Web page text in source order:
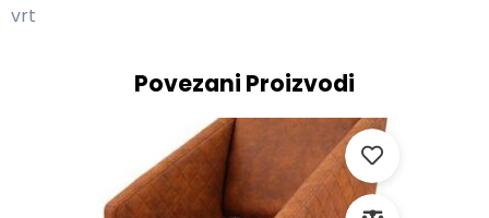
vrt
Povezani Proizvodi